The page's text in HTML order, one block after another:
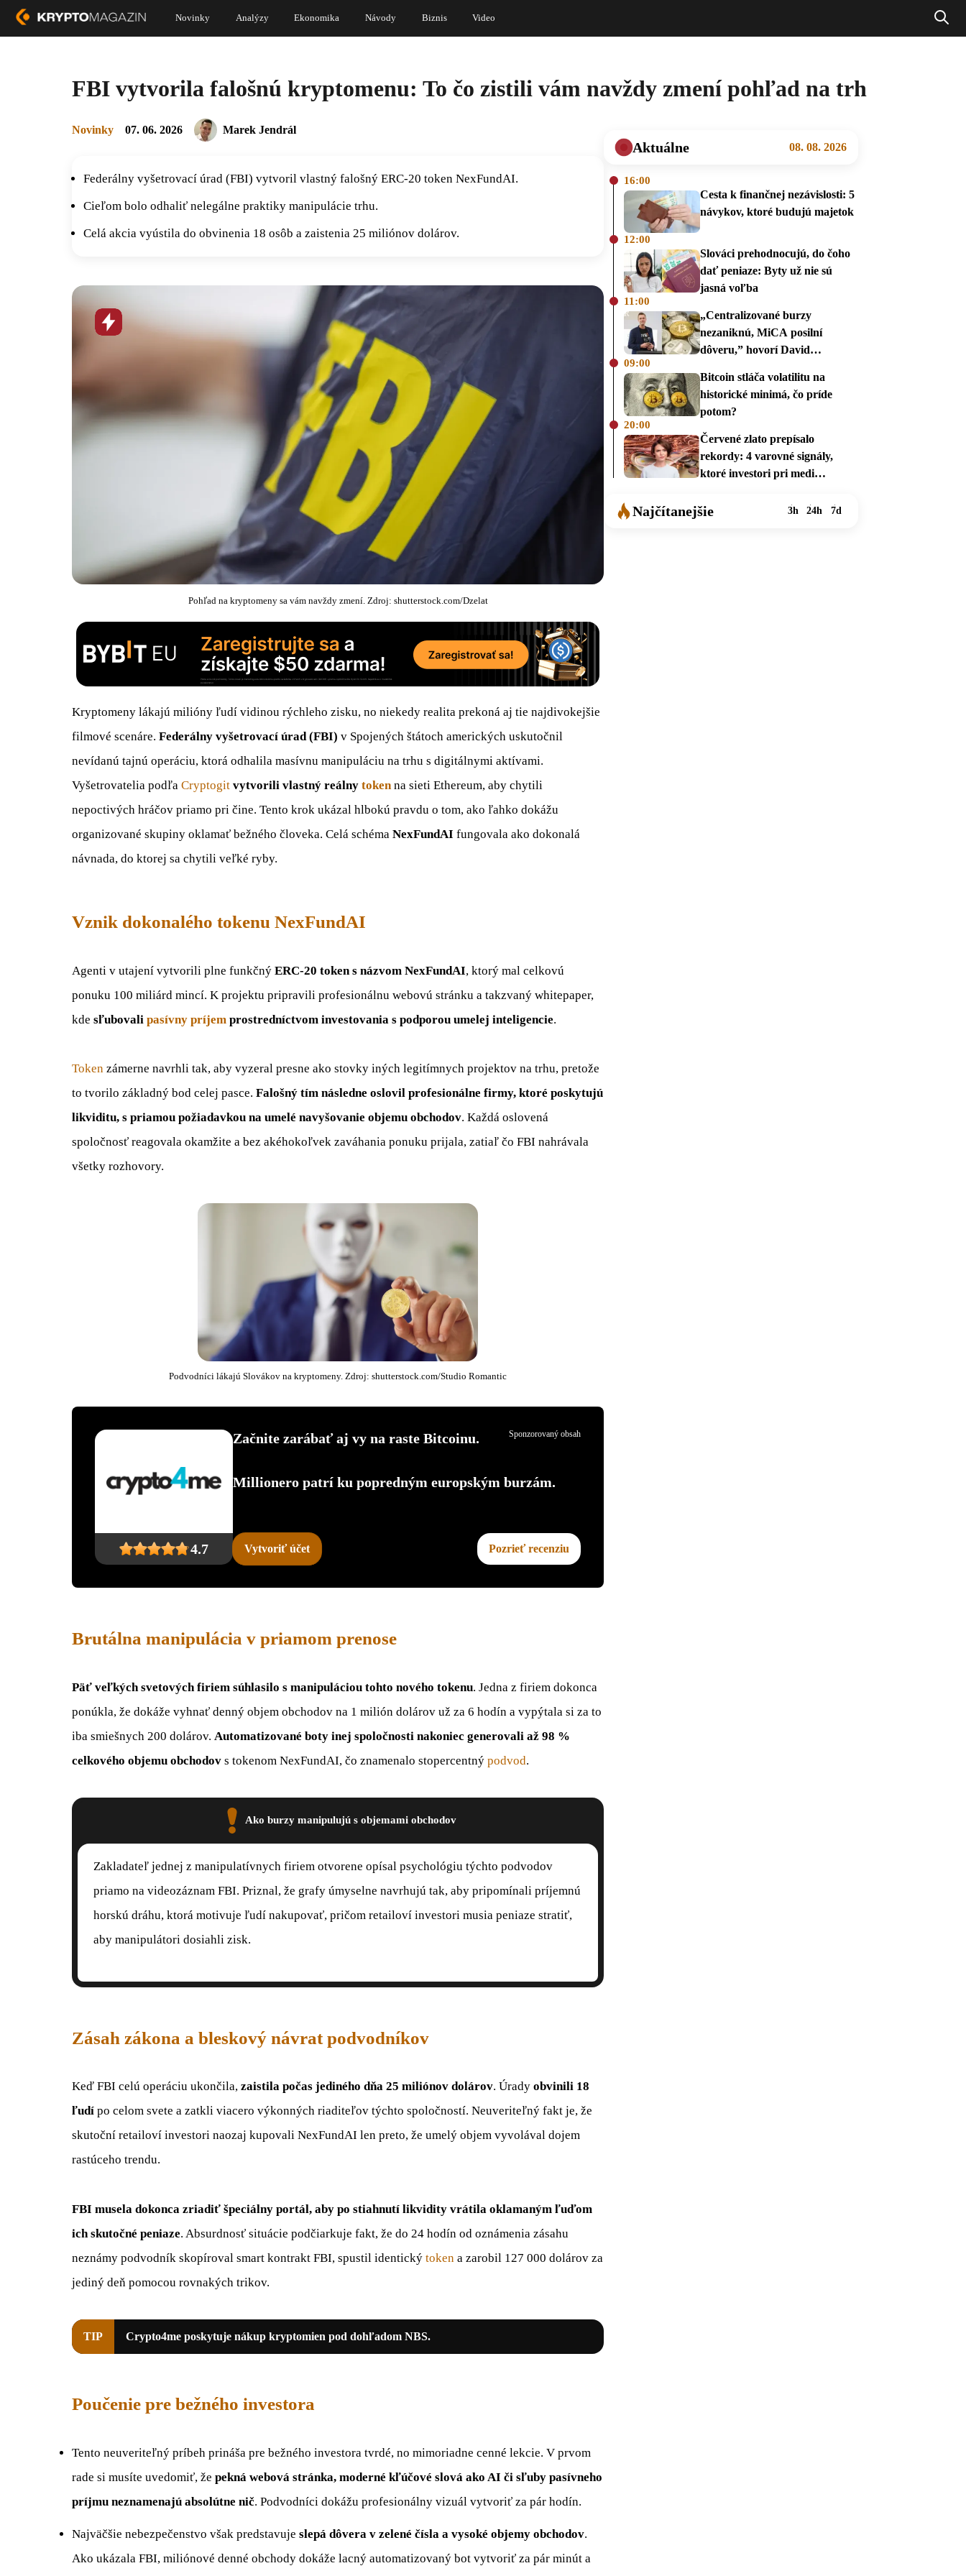
Novinky Analýzy Ekonomika Návody Biznis Video
FBI vytvorila falošnú kryptomenu: To čo zistili vám navždy zmení pohľad na trh
Novinky 07. 06. 2026 Marek Jendrál
Federálny vyšetrovací úrad (FBI) vytvoril vlastný falošný ERC-20 token NexFundAI.
Cieľom bolo odhaliť nelegálne praktiky manipulácie trhu.
Celá akcia vyústila do obvinenia 18 osôb a zaistenia 25 miliónov dolárov.
novinka
Pohľad na kryptomeny sa vám navždy zmení. Zdroj: shutterstock.com/Dzelat
Kryptomeny lákajú milióny ľudí vidinou rýchleho zisku, no niekedy realita prekoná aj tie najdivokejšie
filmové scenáre. Federálny vyšetrovací úrad (FBI) v Spojených štátoch amerických uskutočnil
nevídanú tajnú operáciu, ktorá odhalila masívnu manipuláciu na trhu s digitálnymi aktívami.
Vyšetrovatelia podľa Cryptogit vytvorili vlastný reálny tokenna sieti Ethereum, aby chytili
nepoctivých hráčov priamo pri čine. Tento krok ukázal hlbokú pravdu o tom, ako ľahko dokážu
organizované skupiny oklamať bežného človeka. Celá schéma NexFundAI fungovala ako dokonalá
návnada, do ktorej sa chytili veľké ryby.
Vznik dokonalého tokenu NexFundAI
Agenti v utajení vytvorili plne funkčný ERC-20 token s názvom NexFundAI, ktorý mal celkovú
ponuku 100 miliárd mincí. K projektu pripravili profesionálnu webovú stránku a takzvaný whitepaper,
kde sľubovali pasívny príjem prostredníctvom investovania s podporou umelej inteligencie.
Token zámerne navrhli tak, aby vyzeral presne ako stovky iných legitímnych projektov na trhu, pretože
to tvorilo základný bod celej pasce. Falošný tím následne oslovil profesionálne firmy, ktoré poskytujú
likviditu, s priamou požiadavkou na umelé navyšovanie objemu obchodov. Každá oslovená
spoločnosť reagovala okamžite a bez akéhokoľvek zaváhania ponuku prijala, zatiaľ čo FBI nahrávala
všetky rozhovory.
Podvodníci lákajú Slovákov na kryptomeny. Zdroj: shutterstock.com/Studio Romantic
4.7
Začnite zarábať aj vy na raste Bitcoinu.
Millionero patrí ku popredným europským burzám.
Vytvoriť účet Pozrieť recenziu
Sponzorovaný obsah
Brutálna manipulácia v priamom prenose
Päť veľkých svetových firiem súhlasilo s manipuláciou tohto nového tokenu. Jedna z firiem dokonca
ponúkla, že dokáže vyhnať denný objem obchodov na 1 milión dolárov už za 6 hodín a vypýtala si za to
iba smiešnych 200 dolárov. Automatizované boty inej spoločnosti nakoniec generovali až 98 %
celkového objemu obchodov s tokenom NexFundAI, čo znamenalo stopercentný podvod.
Ako burzy manipulujú s objemami obchodov
Zakladateľ jednej z manipulatívnych firiem otvorene opísal psychológiu týchto podvodov
priamo na videozáznam FBI. Priznal, že grafy úmyselne navrhujú tak, aby pripomínali príjemnú
horskú dráhu, ktorá motivuje ľudí nakupovať, pričom retailoví investori musia peniaze stratiť,
aby manipulátori dosiahli zisk.
Zásah zákona a bleskový návrat podvodníkov
Keď FBI celú operáciu ukončila, zaistila počas jediného dňa 25 miliónov dolárov. Úrady obvinili 18
ľudí po celom svete a zatkli viacero výkonných riaditeľov týchto spoločností. Neuveriteľný fakt je, že
skutoční retailoví investori naozaj kupovali NexFundAI len preto, že umelý objem vyvolával dojem
rastúceho trendu.
FBI musela dokonca zriadiť špeciálny portál, aby po stiahnutí likvidity vrátila oklamaným ľuďom
ich skutočné peniaze. Absurdnosť situácie podčiarkuje fakt, že do 24 hodín od oznámenia zásahu
neznámy podvodník skopíroval smart kontrakt FBI, spustil identický token a zarobil 127 000 dolárov za
jediný deň pomocou rovnakých trikov.
TIP Crypto4me poskytuje nákup kryptomien pod dohľadom NBS.
Poučenie pre bežného investora
Tento neuveriteľný príbeh prináša pre bežného investora tvrdé, no mimoriadne cenné lekcie. V prvom
rade si musíte uvedomiť, že pekná webová stránka, moderné kľúčové slová ako AI či sľuby pasívneho
príjmu neznamenajú absolútne nič. Podvodníci dokážu profesionálny vizuál vytvoriť za pár hodín.
Najväčšie nebezpečenstvo však predstavuje slepá dôvera v zelené čísla a vysoké objemy obchodov.
Ako ukázala FBI, miliónové denné obchody dokáže lacný automatizovaný bot vytvoriť za pár minút a
Aktuálne 08. 08. 2026
16:00
Cesta k finančnej nezávislosti: 5
návykov, ktoré budujú majetok
12:00
Slováci prehodnocujú, do čoho
dať peniaze: Byty už nie sú
jasná voľba
11:00
„Centralizované burzy
nezaniknú, MiCA posilní
dôveru,” hovorí David
09:00
Bitcoin stláča volatilitu na
historické minimá, čo príde
potom?
20:00
Červené zlato prepísalo
rekordy: 4 varovné signály,
ktoré investori pri medi
Najčítanejšie 3h 24h 7d